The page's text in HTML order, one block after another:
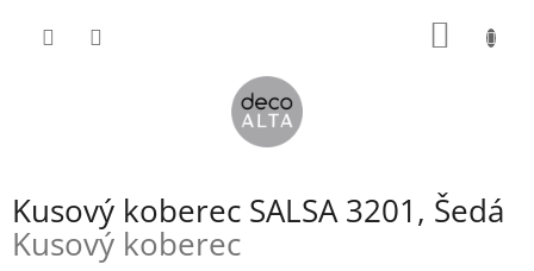
Kusový koberec SALSA 3201, Šedá
Kusový koberec